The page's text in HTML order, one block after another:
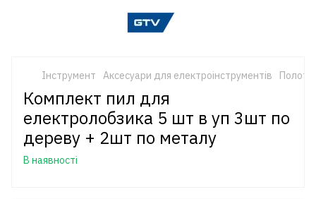
Інструмент Аксесуари для електроінструментів
Комплект пил для
електролобзика 5 шт в уп 3шт по
дереву + 2шт по металу
В наявності